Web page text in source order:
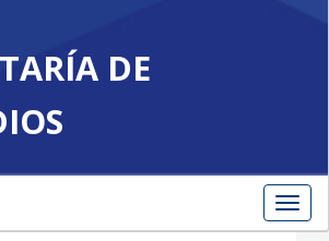
DE
de